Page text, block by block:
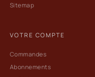
Sitemap
VOTRE COMPTE
Commandes
Abonnements